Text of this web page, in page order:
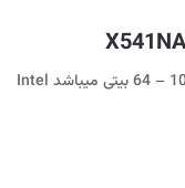
.تمامی درایور های این بخش مخصوص ویندوز 10 – 64 بیتی میباشد Intel